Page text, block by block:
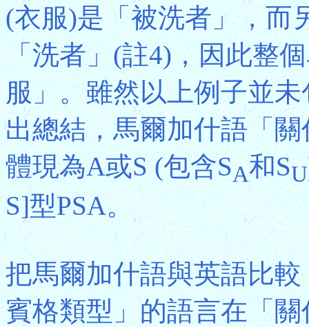
(衣服)是「被洗者」，而
「洗者」(註4)，因此整
服」。雖然以上例子並
出總結，馬爾加什語「
體現為A或S (包含SA和SU
S]型PSA。
把馬爾加什語與英語比
賓格類型」的語言在「